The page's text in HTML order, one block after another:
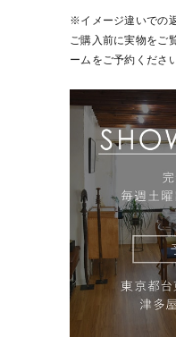
※イメージ違いでの
ご購入前に実物をご
ームをご予約くださ